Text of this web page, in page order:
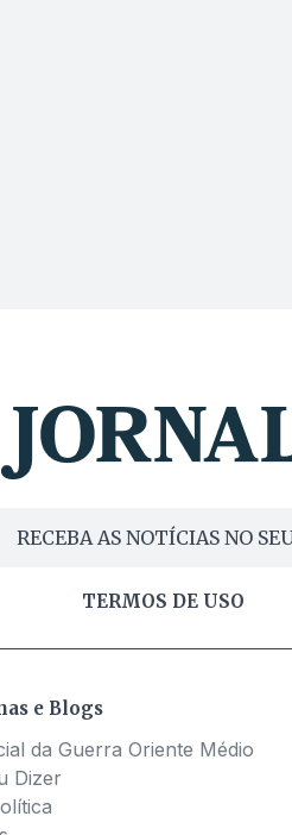
RECEBA AS NOTÍCIAS NO
TERMOS DE USO
e Blogs
da Guerra Oriente Médio
Dizer